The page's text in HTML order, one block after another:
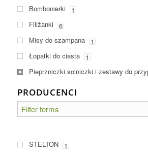
Bombonierki
1
Filiżanki
6
Misy do szampana 1
Łopatki do ciasta 1
Pieprzniczki solniczki i zestawy do
PRODUCENCI
STELTON 1